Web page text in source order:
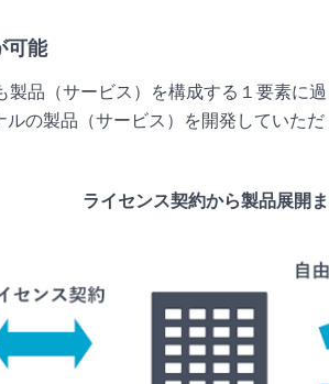
可能
品（サービス）を構成する１要素に
の製品（サービス）を開発していた
ライセンス契約から製品展開